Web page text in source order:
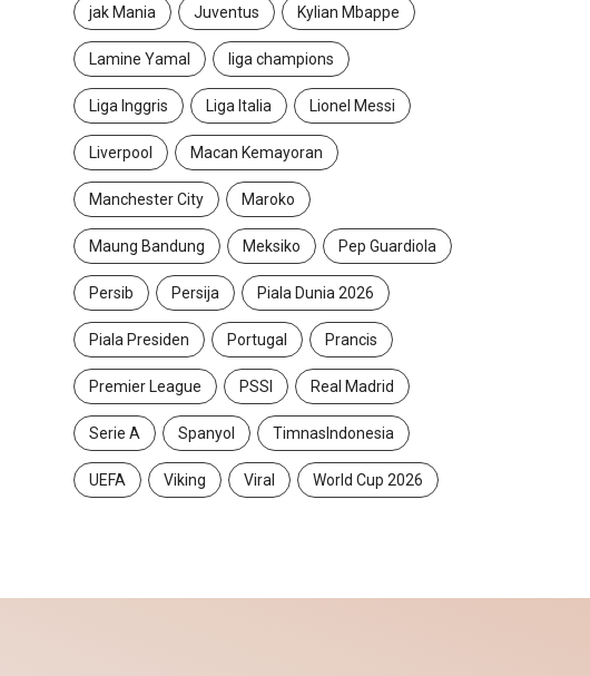
jak Mania Juventus Kylian Mbappe
Lamine Yamal liga champions
Liga Inggris Liga Italia Lionel Messi
Liverpool Macan Kemayoran
Manchester City Maroko
Maung Bandung Meksiko Pep Guardiola
Persib Persija Piala Dunia 2026
Piala Presiden Portugal Prancis
Premier League PSSI Real Madrid
Serie A Spanyol TimnasIndonesia
UEFA Viking Viral World Cup 2026